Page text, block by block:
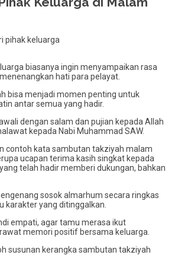
biasanya ingin menyampaikan rasa
hati para pelayat.
bisa menjadi momen penting untuk
antar semua yang hadir.
dengan salam dan pujian kepada Allah
kepada Nabi Muhammad SAW.
contoh kata sambutan takziyah malam
ucapan terima kasih singkat kepada
telah hadir memberi dukungan, bahkan
sosok almarhum secara ringkas
karakter yang ditinggalkan.
empati, agar tamu merasa ikut
memori positif bersama keluarga.
susunan kerangka sambutan takziyah